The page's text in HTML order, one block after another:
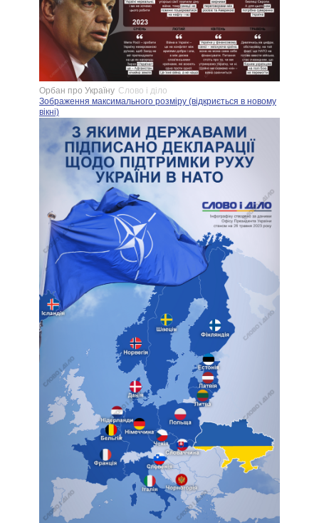
Орбан про Україну Слово і діло
Зображення максимального розміру (відкриється в новому
вікні)